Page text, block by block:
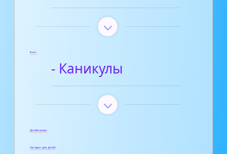
Блог
- Каникулы
Диафильмы
Загадки для детей